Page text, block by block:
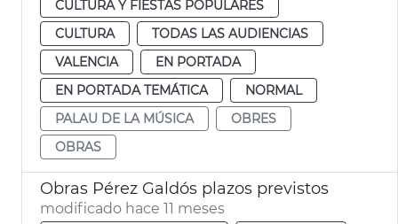
CULTURA Y FIESTAS POPULARES
CULTURA
TODAS LAS AUDIENCIAS
VALENCIA
EN PORTADA
EN PORTADA TEMÁTICA
NORMAL
PALAU DE LA MÚSICA
OBRES
OBRAS
Obras Pérez Galdós plazos previstos
modificado hace 11 meses